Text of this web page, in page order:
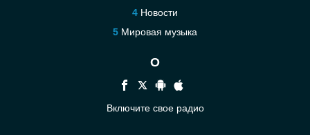
Новости
Мировая музыка
О
Включите свое радио